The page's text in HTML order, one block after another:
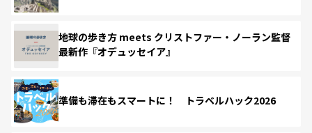
地球の歩き方 meets クリストファー・ノーラン監督
最新作『オデュッセイア』
準備も滞在もスマートに！ トラベルハック2026